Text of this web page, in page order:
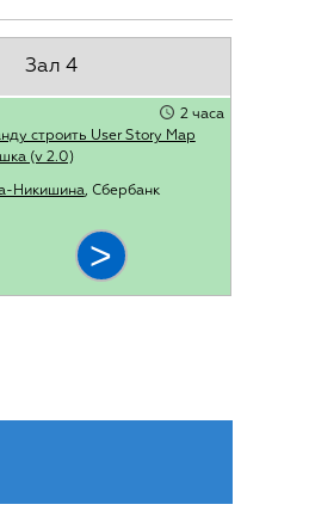
Зал 4
2 часа
строить User Story Map
(v 2.0)
Никишина, Сбербанк